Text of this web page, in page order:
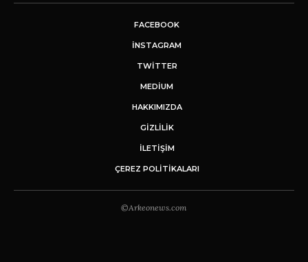
FACEBOOK
INSTAGRAM
TWITTER
MEDIUM
HAKKIMIZDA
GİZLİLİK
İLETIŞIM
ÇEREZ POLITIKALARI
©Arkeonews.com